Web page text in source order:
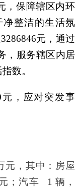
，保障辖区内环
整洁的生活氛
元，通过
，服务辖区内居
数。
元，应对突发事
元，其中：房屋
；汽车 1 辆，